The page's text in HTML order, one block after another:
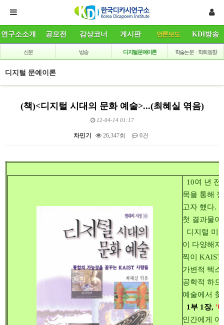
연구소소개 공모전 감상코너 게시판 언론보도 KDI방송
신문 방송 디지털 문예이론 학술논문ㆍ학회동향
디지털 문예이론
(책)<디지털 시대의 문화 예술>...(최혜실 엮음)
12-04-14 01:17
차민기 26,347회 0건
본문
10여 년 전
목을 통해
고자 했다.
첫 결과물이
디지털 미
이 다양해
찍이 KAIST
가변적 텍
공학적 하
예술에서
1부 1장, '
인간에게